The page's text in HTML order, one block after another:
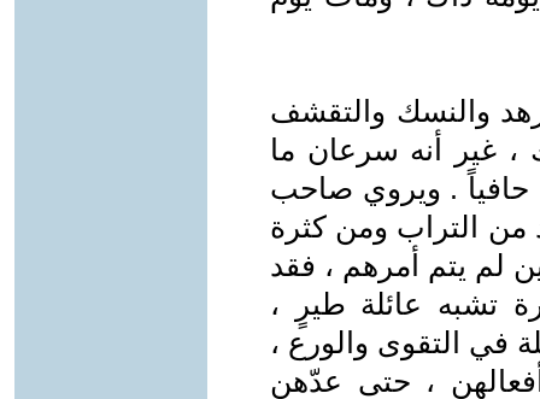
والنسك والتقشف
، غير أنه سرعان ما
حافياً . ويروي صاحب
من التراب ومن كثرة
لم يتم أمرهم ، فقد
تشبه عائلة طيرٍ ،
في التقوى والورع ،
، حتى عدّهن